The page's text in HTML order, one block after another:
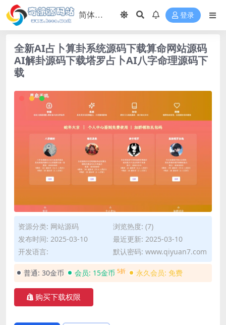
登录
全新AI占卜算卦系统源码下载算命网站源码
AI解卦源码下载塔罗占卜AI八字命理源码下
载
资源分类: 网站源码
浏览热度: (7)
发布时间: 2025-03-10
最近更新: 2025-03-10
开发语言:
默认密码: www.qiyuan7.com
普通: 30金币 会员: 15金币 5折 永久会员: 免费
购买下载权限